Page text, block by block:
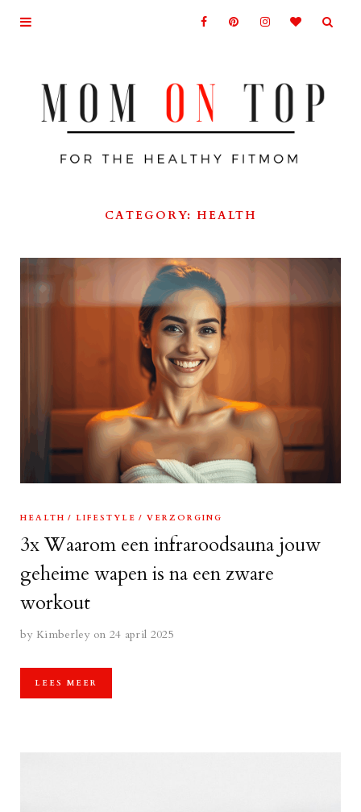
CATEGORY: HEALTH
HEALTH LIFESTYLE VERZORGING
3x Waarom een infraroodsauna jouw
geheime wapen is na een zware
workout
by Kimberley on 24 april 2025
LEES MEER